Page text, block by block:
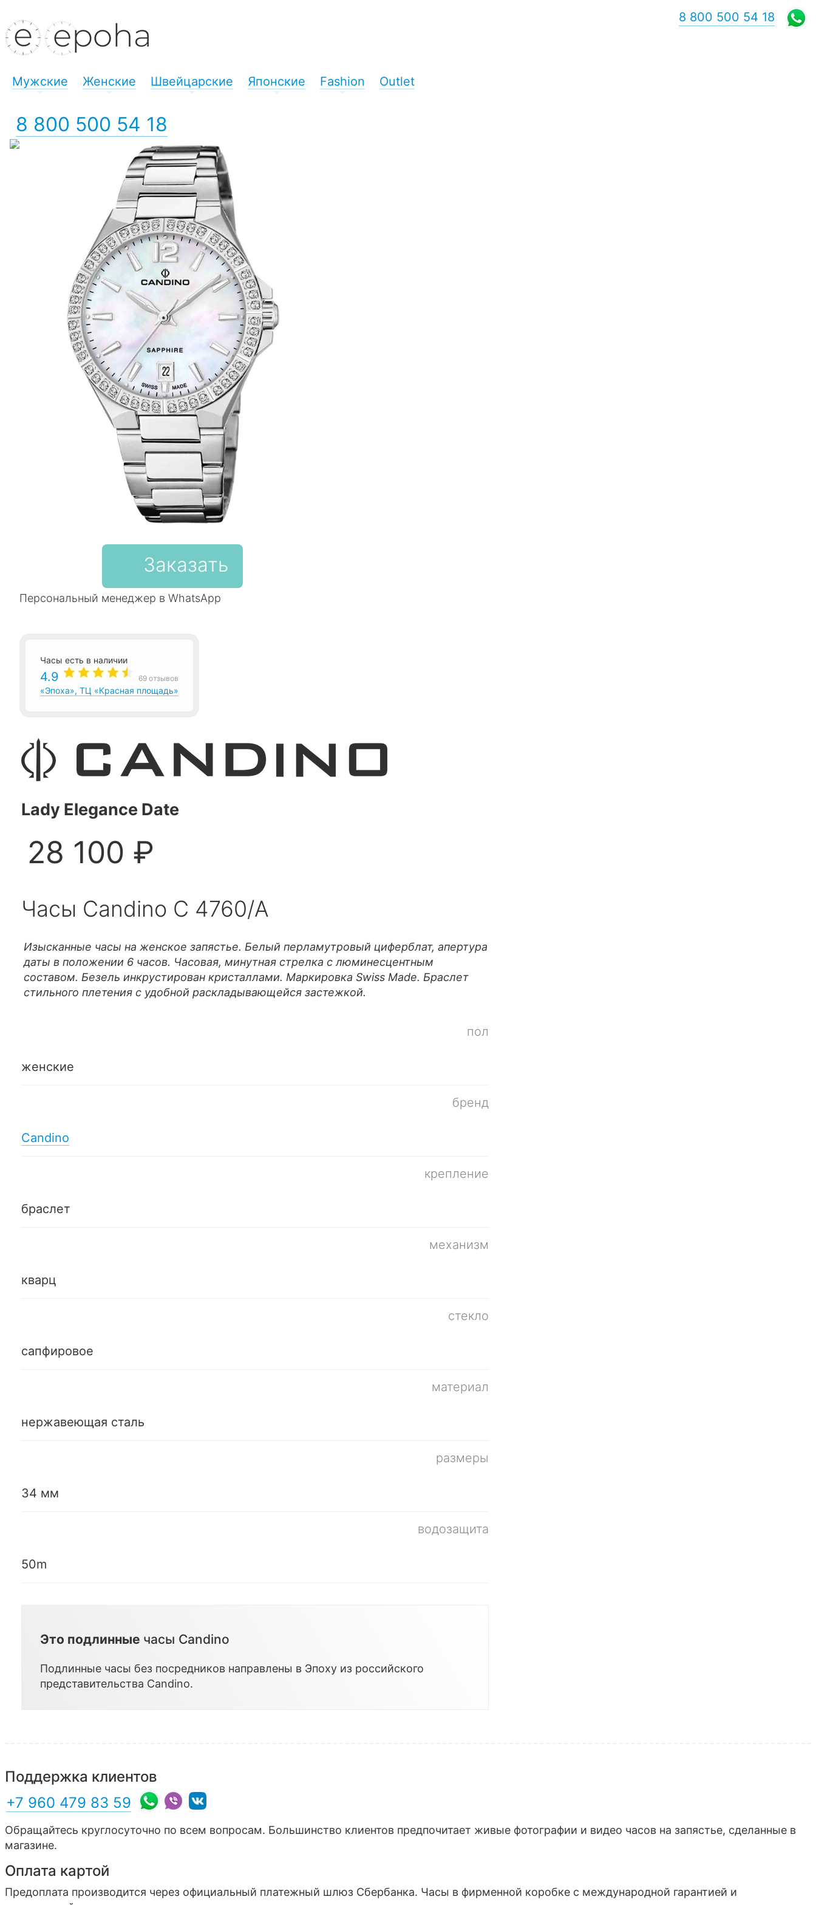
Мужские Женские Швейцарские Японские Fashion Outlet
8 800 500 54 18
8 800 500 54 18
Заказать
Персональный менеджер в WhatsApp
Часы есть в наличии
4.9 69 отзывов
«Эпоха», ТЦ «Красная площадь»
Lady Elegance Date
28 100 ₽
Часы Candino C 4760/A
Изысканные часы на женское запястье. Белый перламутровый циферблат, апертура
даты в положении 6 часов. Часовая, минутная стрелка с люминесцентным
составом. Безель инкрустирован кристаллами. Маркировка Swiss Made. Браслет
стильного плетения с удобной раскладывающейся застежкой.
пол
женские
бренд
Candino
крепление
браслет
механизм
кварц
стекло
сапфировое
материал
нержавеющая сталь
размеры
34 мм
водозащита
50m
Это подлинные часы Candino
Подлинные часы без посредников направлены в Эпоху из российского
представительства Candino.
Поддержка клиентов
+7 960 479 83 59
Обращайтесь круглосуточно по всем вопросам. Большинство клиентов предпочитает живые фотографии и видео часов на запястье, сделанные в
магазине.
Оплата картой
Предоплата производится через официальный платежный шлюз Сбербанка. Часы в фирменной коробке с международной гарантией и